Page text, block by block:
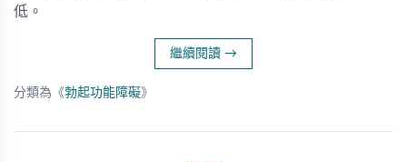
低。
繼續閱讀 →
分類為《勃起功能障礙》